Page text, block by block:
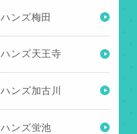
ハンズ梅田
ハンズ天王寺
ハンズ加古川
ハンズ蛍池